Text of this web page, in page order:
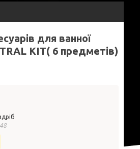
для ванної
KIT( 6 предметів)